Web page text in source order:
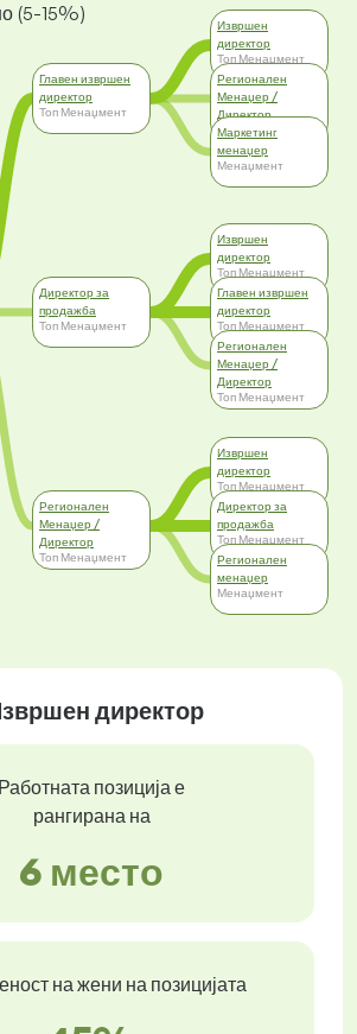
(5-15%)
Главен извршен
директор
Топ Менаџмент
Директор за
продажба
Топ Менаџмент
Регионален
Менаџер /
Директор
Топ Менаџмент
Извршен
директор
Топ Менаџмент
Регионален
Менаџер /
Директор
Топ Менаџмент
Маркетинг
менаџер
Менаџмент
Извршен
директор
Топ Менаџмент
Главен извршен
директор
Топ Менаџмент
Регионален
Менаџер /
Директор
Топ Менаџмент
Извршен
директор
Топ Менаџмент
Директор за
продажба
Топ Менаџмент
Регионален
менаџер
Менаџмент
директор
Работната позиција е
рангирана на
6 место
на жени на позицијата